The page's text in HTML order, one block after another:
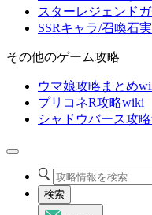
スターレジェンド
SSRキャラ/召喚石
その他のゲーム攻略
ウマ娘攻略まとめ
プリコネR攻略wiki
シャドウバース攻
検索